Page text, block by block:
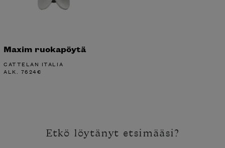
Maxim ruokapöytä
CATTELAN ITALIA
ALK. 7624€
Etkö löytänyt etsimääsi?